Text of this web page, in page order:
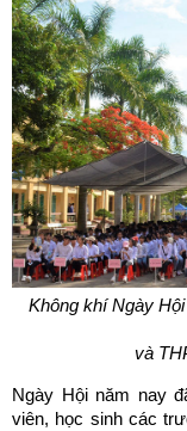
Không khí Ngày
và
Ngày Hội năm nay
viên, học sinh các